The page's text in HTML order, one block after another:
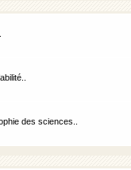
des sciences..